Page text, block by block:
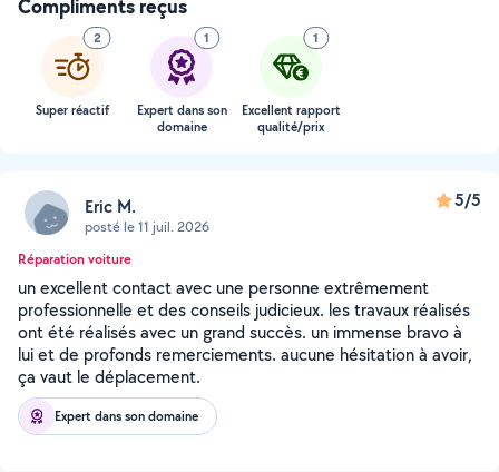
Compliments reçus
2
Super réactif
1
Expert dans son
domaine
1
Excellent rapport
qualité/prix
Eric M.
posté le 11 juil. 2026
5/5
Réparation voiture
un excellent contact avec une personne extrêmement
professionnelle et des conseils judicieux. les travaux réalisés
ont été réalisés avec un grand succès. un immense bravo à
lui et de profonds remerciements. aucune hésitation à avoir,
ça vaut le déplacement.
Expert dans son domaine